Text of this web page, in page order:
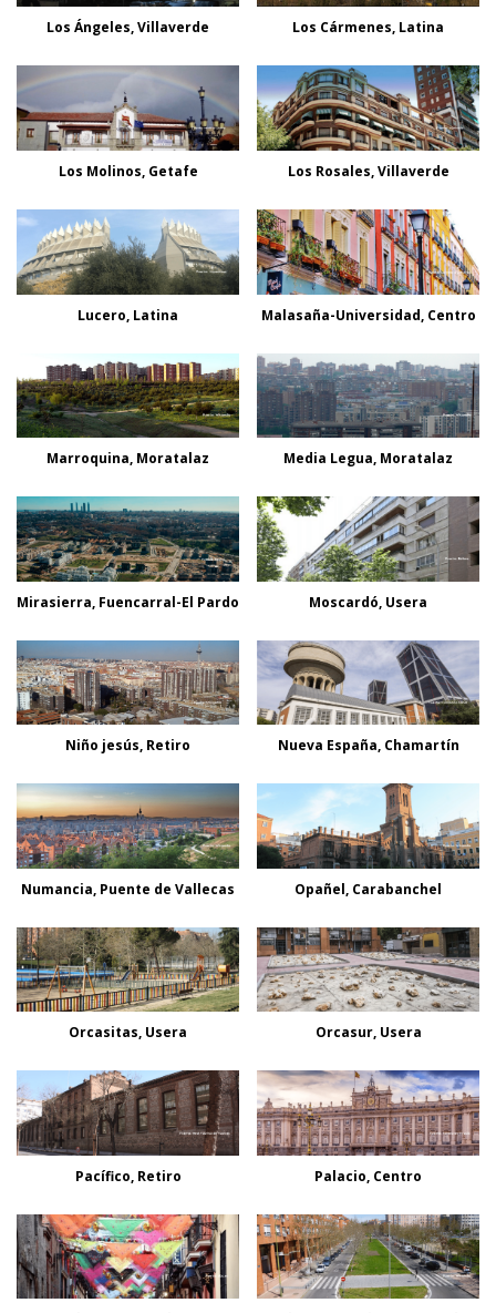
Los Ángeles, Villaverde Los Cármenes, Latina
Los Molinos, Getafe Los Rosales, Villaverde
Lucero, Latina Malasaña-Universidad, Centro
Marroquina, Moratalaz Media Legua, Moratalaz
Mirasierra, Fuencarral-El Pardo Moscardó, Usera
Niño jesús, Retiro Nueva España, Chamartín
Numancia, Puente de Vallecas Opañel, Carabanchel
Orcasitas, Usera Orcasur, Usera
Pacífico, Retiro Palacio, Centro